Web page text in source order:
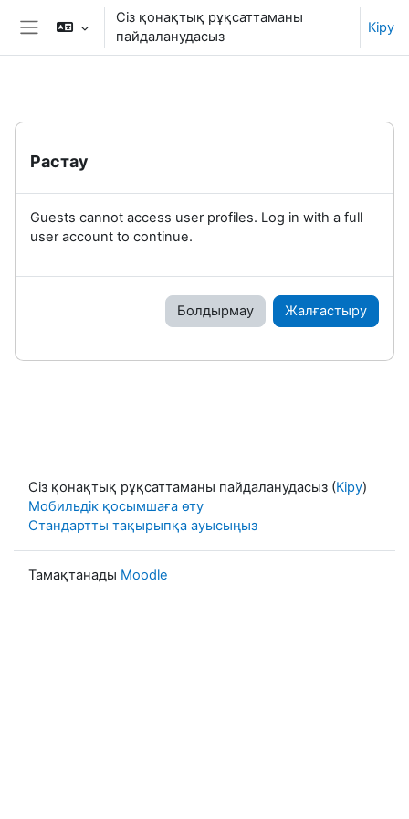
Негізгі мазмұнға
Сіз қонақтық рұқсаттаманы
пайдаланудасыз
Кіру
Растау
Guests cannot access user profiles. Log in with a full
user account to continue.
Болдырмау Жалғастыру
Сіз қонақтық рұқсаттаманы пайдаланудасыз (Кіру)
Мобильдік қосымшаға өту
Стандартты тақырыпқа ауысыңыз
Тамақтанады Moodle